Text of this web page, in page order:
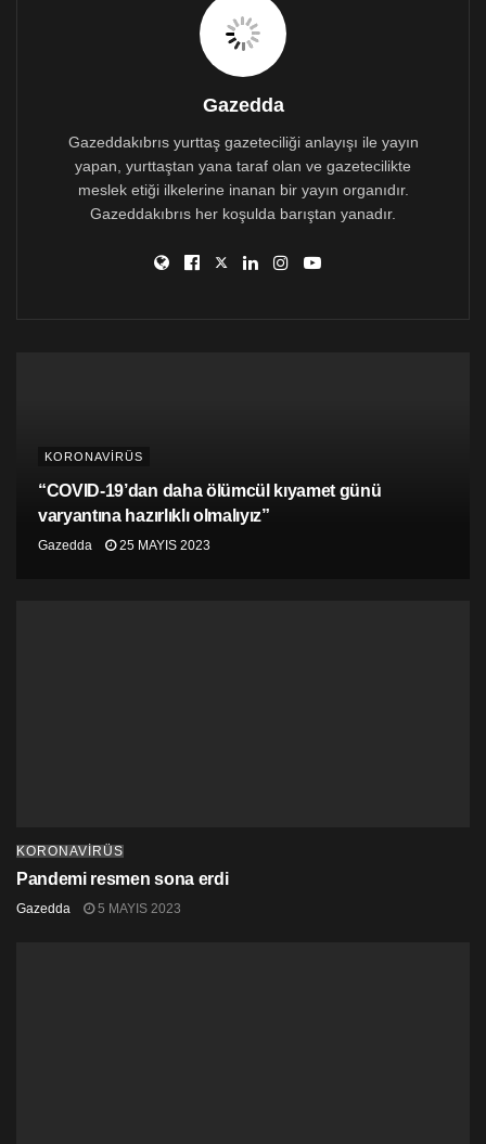
Gazedda
Gazeddakıbrıs yurttaş gazeteciliği anlayışı ile yayın
yapan, yurttaştan yana taraf olan ve gazetecilikte
meslek etiği ilkelerine inanan bir yayın organıdır.
Gazeddakıbrıs her koşulda barıştan yanadır.
KORONAVİRÜS
“COVID-19’dan daha ölümcül kıyamet günü
varyantına hazırlıklı olmalıyız”
Gazedda 25 MAYIS 2023
KORONAVİRÜS
Pandemi resmen sona erdi
Gazedda 5 MAYIS 2023